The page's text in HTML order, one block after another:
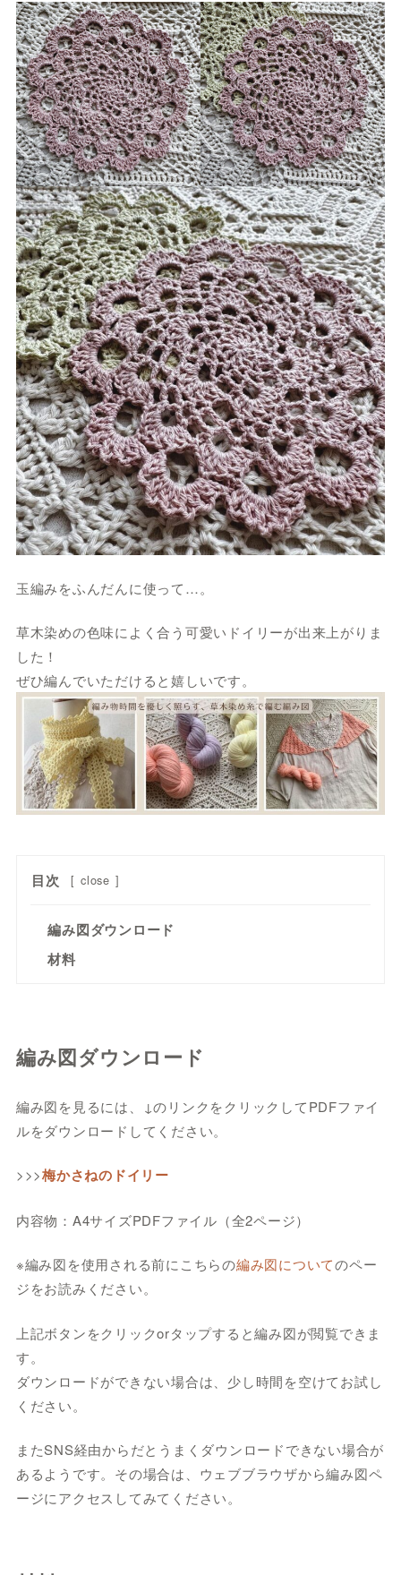
玉編みをふんだんに使って…。
草木染めの色味によく合う可愛いドイリーが出来上がりま
した！
ぜひ編んでいただけると嬉しいです。
目次 [ close ]
編み図ダウンロード
材料
編み図ダウンロード
編み図を見るには、↓のリンクをクリックしてPDFファイ
ルをダウンロードしてください。
>>>梅かさねのドイリー
内容物：A4サイズPDFファイル（全2ページ）
※編み図を使用される前にこちらの編み図についてのペー
ジをお読みください。
上記ボタンをクリックorタップすると編み図が閲覧できま
す。
ダウンロードができない場合は、少し時間を空けてお試し
ください。
またSNS経由からだとうまくダウンロードできない場合が
あるようです。その場合は、ウェブブラウザから編み図ペ
ージにアクセスしてみてください。